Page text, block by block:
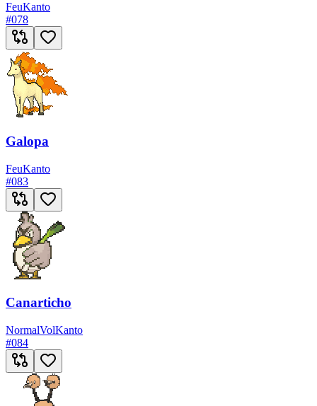
FeuKanto
#078
Galopa
FeuKanto
#083
Canarticho
NormalVolKanto
#084